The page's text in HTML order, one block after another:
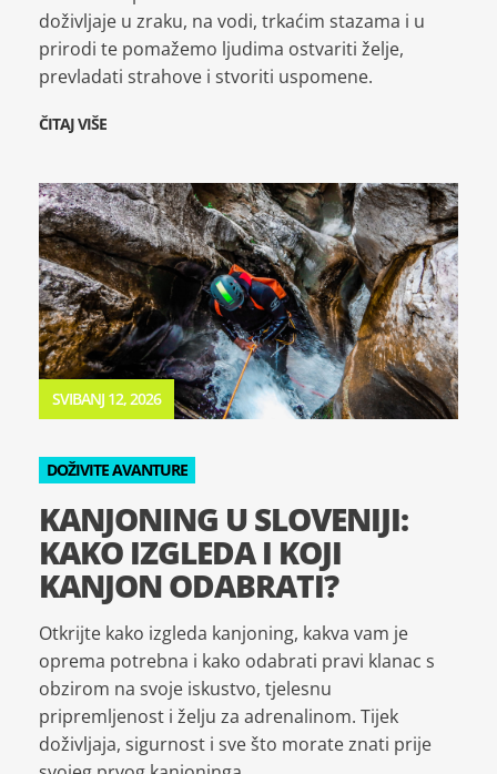
doživljaje u zraku, na vodi, trkaćim stazama i u
prirodi te pomažemo ljudima ostvariti želje,
prevladati strahove i stvoriti uspomene.
ČITAJ VIŠE
SVIBANJ 12, 2026
DOŽIVITE AVANTURE
KANJONING U SLOVENIJI:
KAKO IZGLEDA I KOJI
KANJON ODABRATI?
Otkrijte kako izgleda kanjoning, kakva vam je
oprema potrebna i kako odabrati pravi klanac s
obzirom na svoje iskustvo, tjelesnu
pripremljenost i želju za adrenalinom. Tijek
doživljaja, sigurnost i sve što morate znati prije